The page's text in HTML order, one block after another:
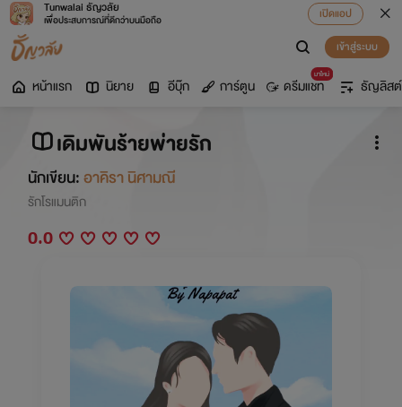
Tunwalai ธัญวลัย
เพื่อประสบการณ์ที่ดีกว่าบนมือถือ
เปิดแอป
เข้าสู่ระบบ
หน้าแรก นิยาย อีบุ๊ก การ์ตูน
มาใหม่
ดรีมแชท ธัญลิสต์
เดิมพันร้ายพ่ายรัก
นักเขียน:อาคิรา นิศามณี
รักโรแมนติก
0.0